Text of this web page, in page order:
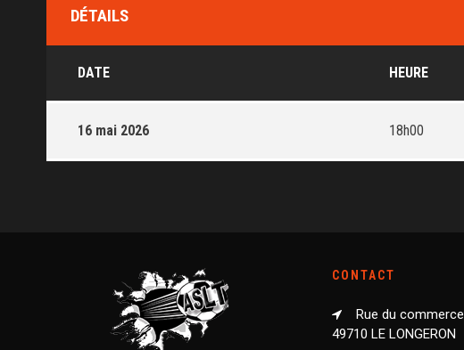
DÉTAILS
DATE HEURE
16 mai 2026 18h00
CONTACT
Rue du commerce
49710 LE LONGERON